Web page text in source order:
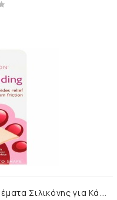
C
arnation Fleecy Padding – Επιθέματα Σιλικόνης για Κάλους 2 τμχ